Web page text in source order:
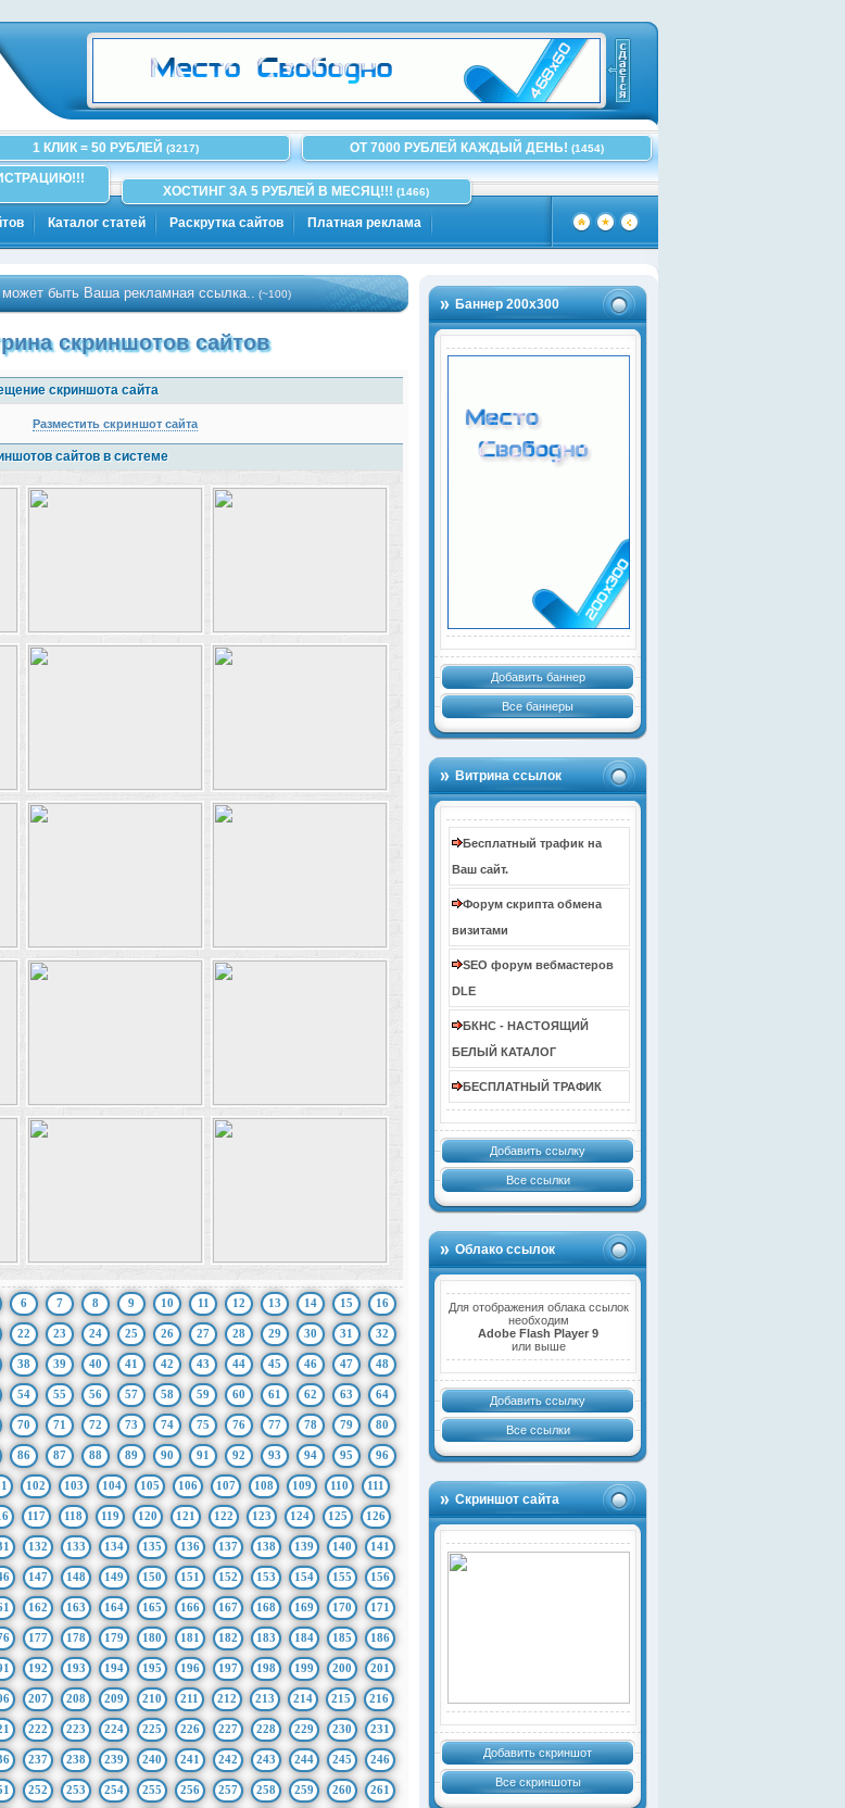
1 КЛИК = 50 РУБЛЕЙ (3217) ОТ 7000 РУБЛЕЙ КАЖДЫЙ ДЕНЬ! (1454)
ХОСТИНГ ЗА 5 РУБЛЕЙ В МЕСЯЦ!!! (1466)
Каталог статей Раскрутка сайтов Платная реклама
Баннер 200х300
Добавить баннер
Все баннеры
Витрина ссылок
Бесплатный трафик на
Ваш сайт.
Форум скрипта обмена
визитами
SEO форум вебмастеров
DLE
БКНС - НАСТОЯЩИЙ
БЕЛЫЙ КАТАЛОГ
БЕСПЛАТНЫЙ ТРАФИК
Добавить ссылку
Все ссылки
Облако ссылок
Для отображения облака ссылок
необходим
Adobe Flash Player 9
или выше
Добавить ссылку
Все ссылки
Скриншот сайта
Добавить скриншот
Все скриншоты
Ваша рекламная ссылка..(~100)
скриншотов сайтов
скриншота сайта
Разместить скриншот сайта
сайтов в системе
6 7 8 9 10 11 12 13 14 15 16
22 23 24 25 26 27 28 29 30 31 32
38 39 40 41 42 43 44 45 46 47 48
54 55 56 57 58 59 60 61 62 63 64
70 71 72 73 74 75 76 77 78 79 80
86 87 88 89 90 91 92 93 94 95 96
102 103 104 105 106 107 108 109 110 111
117 118 119 120 121 122 123 124 125 126
132 133 134 135 136 137 138 139 140 141
147 148 149 150 151 152 153 154 155 156
162 163 164 165 166 167 168 169 170 171
177 178 179 180 181 182 183 184 185 186
192 193 194 195 196 197 198 199 200 201
207 208 209 210 211 212 213 214 215 216
222 223 224 225 226 227 228 229 230 231
237 238 239 240 241 242 243 244 245 246
252 253 254 255 256 257 258 259 260 261